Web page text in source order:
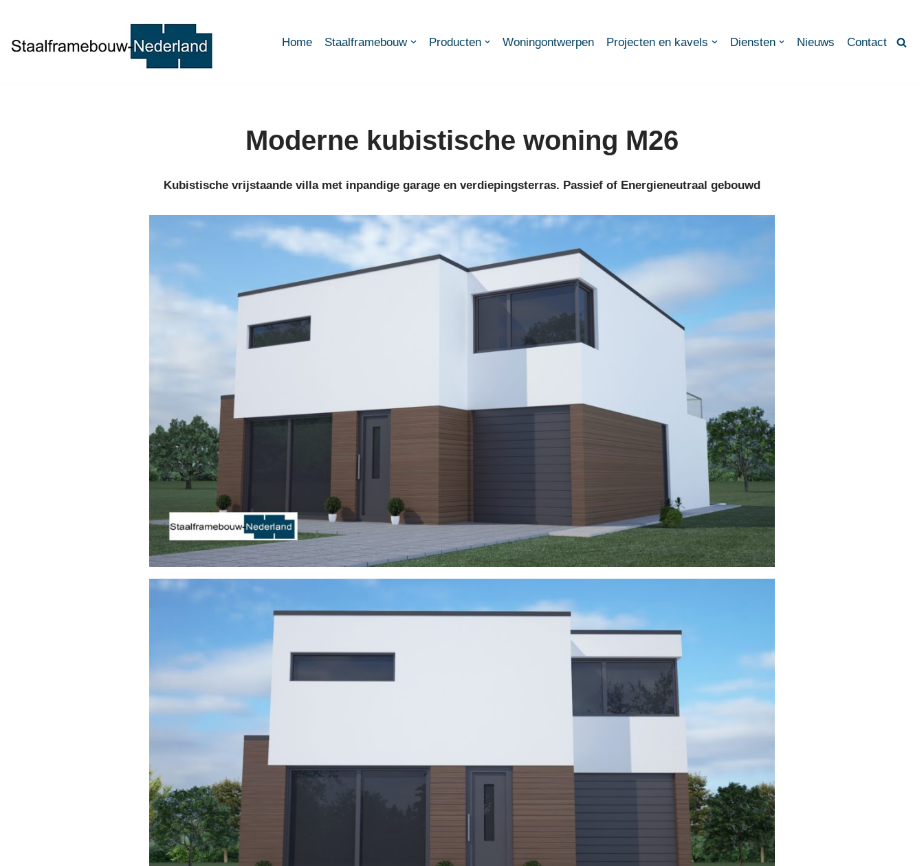
Ga
naar
Home Staalframebouw Producten Woningontwerpen Projecten en kavels Diensten Nieuws Contact
Moderne kubistische woning M26
Kubistische vrijstaande villa met inpandige garage en verdiepingsterras. Passief of Energieneutraal gebouwd